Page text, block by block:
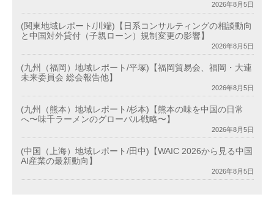
2026年8月5日
(関東地域レポート/川端)【日系コンサルティングの相談動向
と中国対外貸付（子親ローン）規制変更の影響】
2026年8月5日
(九州（福岡）地域レポート/平塚)【福岡貿易会、福岡・大連
未来委員会 総会報告他】
2026年8月5日
(九州（熊本）地域レポート/杉本)【熊本の味を中国の日常
へ〜味千ラーメンのグローバル戦略〜】
2026年8月5日
(中国（上海）地域レポート/田中)【WAIC 2026から見る中国
AI産業の最新動向】
2026年8月5日